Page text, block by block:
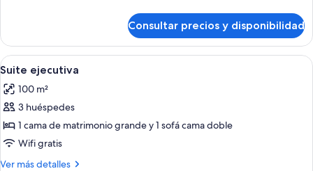
Deluxe
Consultar precios y disponibilidad
Abrir
todas
las
fotos
de
Suite
ejecutiva
Una sala de estar con sofá, mesa de
6
Suite ejecutiva
100 m²
3 huéspedes
1 cama de matrimonio grande y 1 sofá cama doble
Wifi gratis
Ver más detalles
Más